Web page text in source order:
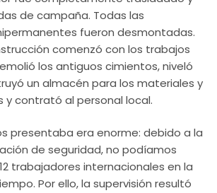
de campaña. Todas las
fueron desmontadas.
comenzó con los trabajos
los antiguos cimientos, niveló
un almacén para los materiales y
y contrató al personal local.
presentaba era enorme: debido a la
de seguridad, no podíamos
trabajadores internacionales en la
Por ello, la supervisión resultó